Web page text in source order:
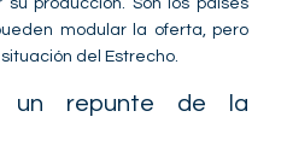
modular la oferta, pero
del Estrecho.
un repunte de la